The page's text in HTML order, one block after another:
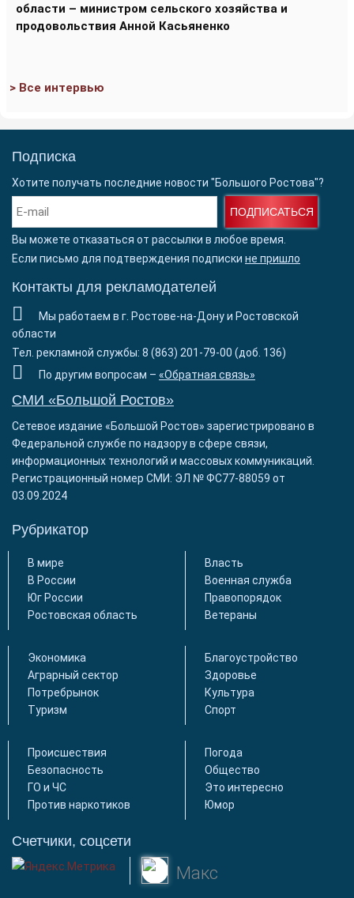
области – министром сельского хозяйства и
продовольствия Анной Касьяненко
> Все интервью
Подписка
Хотите получать последние новости "Большого Ростова"?
ПОДПИСАТЬСЯ
Вы можете отказаться от рассылки в любое время.
Если письмо для подтверждения подписки не пришло
Контакты для рекламодателей
Мы работаем в г. Ростове-на-Дону и Ростовской
области
Тел. рекламной службы: 8 (863) 201-79-00 (доб. 136)
По другим вопросам – «Обратная связь»
СМИ «Большой Ростов»
Сетевое издание «Большой Ростов» зарегистрировано в
Федеральной службе по надзору в сфере связи,
информационных технологий и массовых коммуникаций.
Регистрационный номер СМИ: ЭЛ № ФС77-88059 от
03.09.2024
Рубрикатор
В мире
В России
Юг России
Ростовская область
Власть
Военная служба
Правопорядок
Ветераны
Экономика
Аграрный сектор
Потребрынок
Туризм
Благоустройство
Здоровье
Культура
Спорт
Происшествия
Безопасность
ГО и ЧС
Против наркотиков
Погода
Общество
Это интересно
Юмор
Счетчики, соцсети
Макс